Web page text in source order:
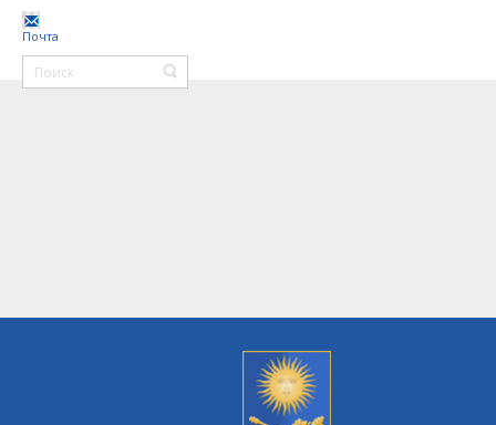
Почта